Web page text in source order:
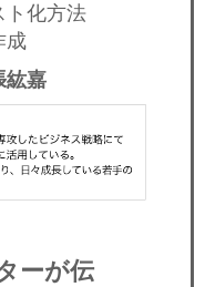
ト化方法
成
嘉
ーが伝